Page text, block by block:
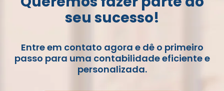
seu sucesso!
Entre em contato agora e dê o primeiro
passo para uma contabilidade eficiente e
personalizada.